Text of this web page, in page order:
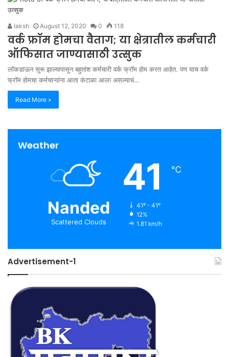
laksh August 12, 2020 0 118
वर्क फ्रॉम होमचा वैताग; या क्षेत्रातील कर्मचारी
ऑफिसात जाण्यासाठी उत्सुक
लॉकडाऊन सुरू झाल्यापासून बहुतांश कर्मचारी वर्क फ्रॉम होम करत आहेत. पण याच वर्क
फ्रॉम होमचा कर्मचाऱ्यांना आता कंटाळा आला असल्याचं…
Read More »
Weather
Nanded
Scattered Clouds
41 ℃
41º - 41º
12%
1.81 km/h
Advertisement-1